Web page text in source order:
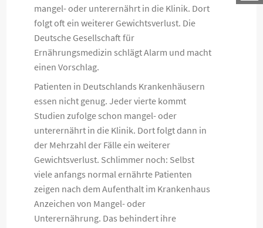
mangel- oder unterernährt in die Klinik. Dort
folgt oft ein weiterer Gewichtsverlust. Die
Deutsche Gesellschaft für
Ernährungsmedizin schlägt Alarm und macht
einen Vorschlag.
Patienten in Deutschlands Krankenhäusern
essen nicht genug. Jeder vierte kommt
Studien zufolge schon mangel- oder
unterernährt in die Klinik. Dort folgt dann in
der Mehrzahl der Fälle ein weiterer
Gewichtsverlust. Schlimmer noch: Selbst
viele anfangs normal ernährte Patienten
zeigen nach dem Aufenthalt im Krankenhaus
Anzeichen von Mangel- oder
Unterernährung. Das behindert ihre